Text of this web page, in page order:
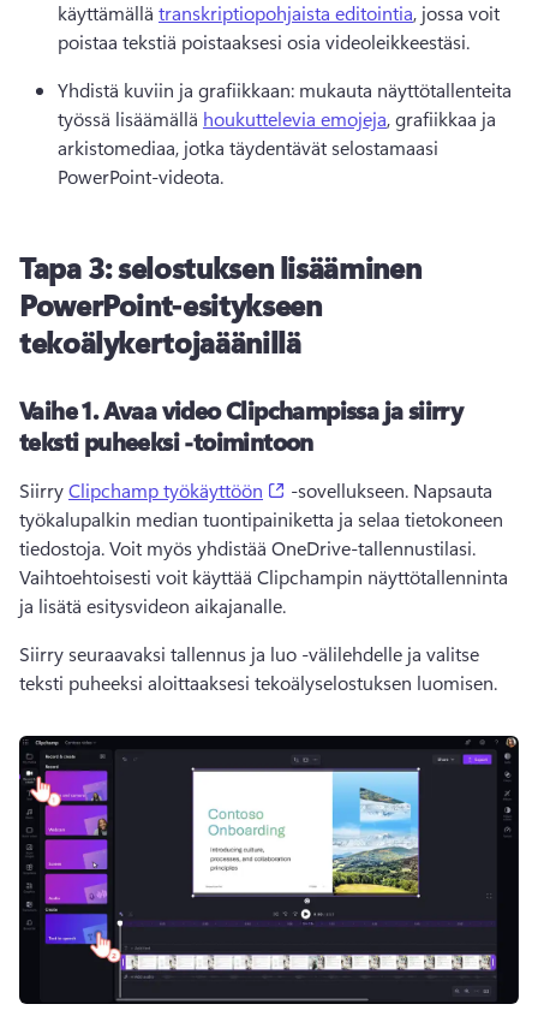
käyttämällä transkriptiopohjaista editointia, jossa voit
poistaa tekstiä poistaaksesi osia videoleikkeestäsi.
Yhdistä kuviin ja grafiikkaan: mukauta näyttötallenteita
työssä lisäämällä houkuttelevia emojeja, grafiikkaa ja
arkistomediaa, jotka täydentävät selostamaasi
PowerPoint-videota.
Tapa 3: selostuksen lisääminen
PowerPoint-esitykseen
tekoälykertojaäänillä
Vaihe 1.Avaa video Clipchampissa ja siirry
teksti puheeksi -toimintoon
Siirry Clipchamp työkäyttöön (opens in a new tab)
-sovellukseen. Napsauta
työkalupalkin median tuontipainiketta ja selaa tietokoneen
Vaihtoehtoisesti voit käyttää Clipchampin näyttötallenninta
ja lisätä esitysvideon aikajanalle.
Siirry seuraavaksi tallennus ja luo -välilehdelle ja valitse
teksti puheeksi aloittaaksesi tekoälyselostuksen luomisen.